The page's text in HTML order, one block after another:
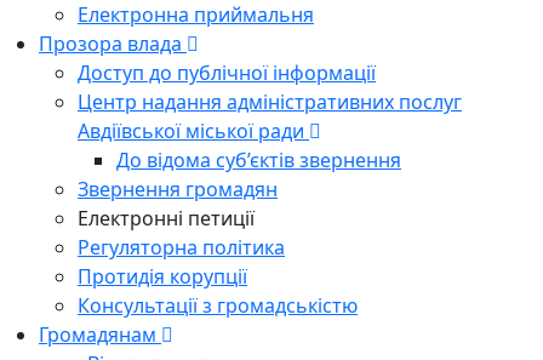
Електронна приймальня
Прозора влада
Доступ до публічної інформації
Центр надання адміністративних послуг
Авдіївської міської ради
До відома суб’єктів звернення
Звернення громадян
Електронні петиції
Регуляторна політика
Протидія корупції
Консультації з громадськістю
Громадянам